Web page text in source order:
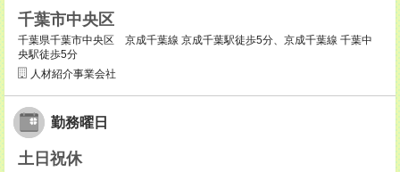
千葉市中央区
千葉県千葉市中央区 京成千葉線 京成千葉駅徒歩5分、京成千葉線 千葉中
央駅徒歩5分
人材紹介事業会社
勤務曜日
土日祝休